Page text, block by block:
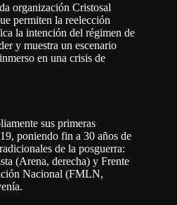
organización Cristosal
permiten la reelección
la intención del régimen de
y muestra un escenario
en una crisis de
sus primeras
poniendo fin a 30 años de
de la posguerra:
(Arena, derecha) y Frente
Nacional (FMLN,